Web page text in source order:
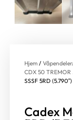
Hjem /
CDX 50 TREMOR
SSSF 5RD (5.790″)
Cadex